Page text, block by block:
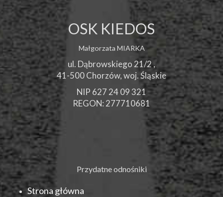
OSK KIEDOS
Małgorzata MIARKA
ul. Dąbrowskiego 21/2 ,
41-500Chorzów, woj.Śląskie
NIP 627 24 09 321
REGON: 277710681
Przydatne odnośniki
Strona główna